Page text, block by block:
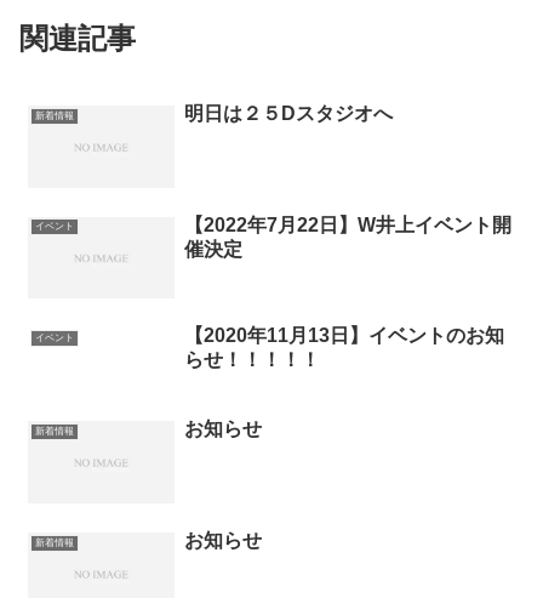
関連記事
新着情報 明日は２５Dスタジオへ
イベント
【2022年7月22日】W井上イベント開
催決定
イベント
【2020年11月13日】イベントのお知
らせ！！！！！
新着情報 お知らせ
新着情報 お知らせ